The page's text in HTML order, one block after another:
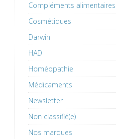
Compléments alimentaires
Cosmétiques
Darwin
HAD
Homéopathie
Médicaments
Newsletter
Non classifié(e)
Nos marques